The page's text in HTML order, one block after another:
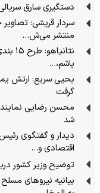
دستگیری سارق
سردار قریشی:
منتشر می‌ش…
باشم،…
یحیی سریع: ارتش
گرفت
محسن رضایی
شد
دیدار و گفتگوی
اقتصادی و…
توضیح وزیر کشور
بیانیه نیروهای